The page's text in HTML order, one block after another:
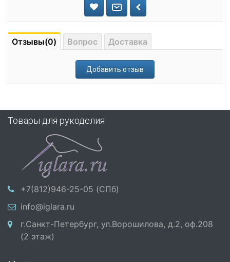
Отзывы(0) Вопрос Доставка
Добавить отзыв
Товары для рукоделия
+7(812)946-25-05 (СПб)
info@iglara.ru
г.Санкт-Петербург, ул.Ворошилова, д.2, оф.208
(2 этаж)